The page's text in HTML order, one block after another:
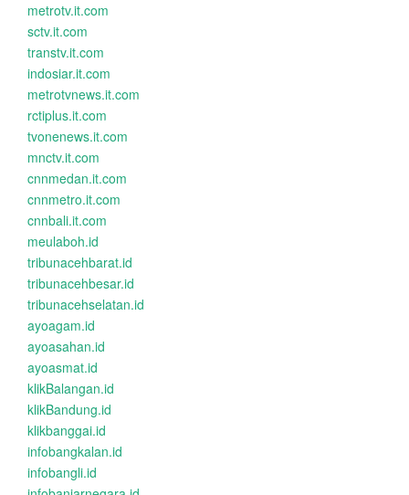
metrotv.it.com
sctv.it.com
transtv.it.com
indosiar.it.com
metrotvnews.it.com
rctiplus.it.com
tvonenews.it.com
mnctv.it.com
cnnmedan.it.com
cnnmetro.it.com
cnnbali.it.com
meulaboh.id
tribunacehbarat.id
tribunacehbesar.id
tribunacehselatan.id
ayoagam.id
ayoasahan.id
ayoasmat.id
klikBalangan.id
klikBandung.id
klikbanggai.id
infobangkalan.id
infobangli.id